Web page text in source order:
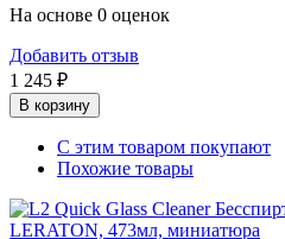
На основе 0 оценок
Добавить отзыв
1 245 ₽
В корзину
С этим товаром покупают
Похожие товары